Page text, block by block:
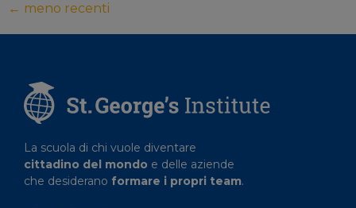
← meno recenti
La scuola di chi vuole diventare
cittadino del mondo e delle aziende
che desiderano formare i propri team.